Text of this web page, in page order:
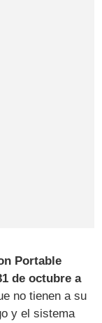
Portable
de octubre a
no tienen a su
y el sistema